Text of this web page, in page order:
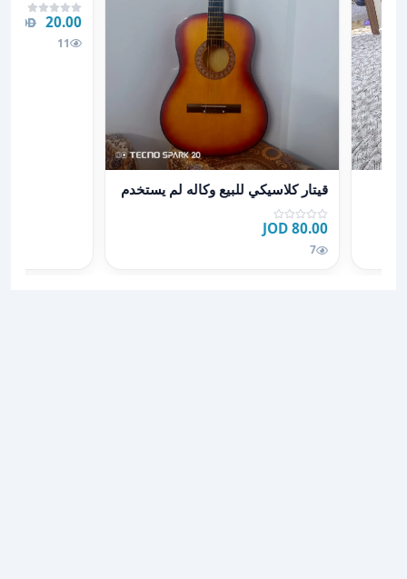
عرض تفاصيل قيتار كلاسيكي للبيع وكاله لم يستخدم
قيتار كلاسيكي للبيع وكاله لم يستخدم
80.00 JOD
7
20.00 JOD
JOD
11